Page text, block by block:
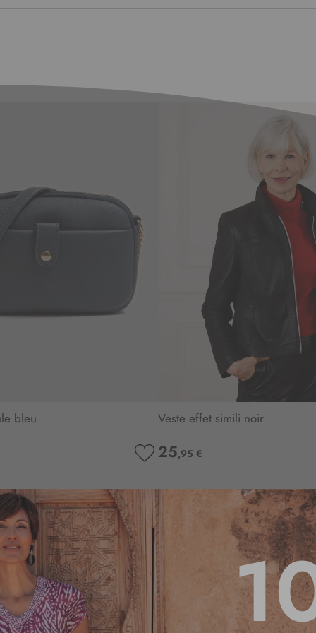
bleu
MA
LISTE
D’ENVIE
Veste effet simili noir
25,95 €
5/